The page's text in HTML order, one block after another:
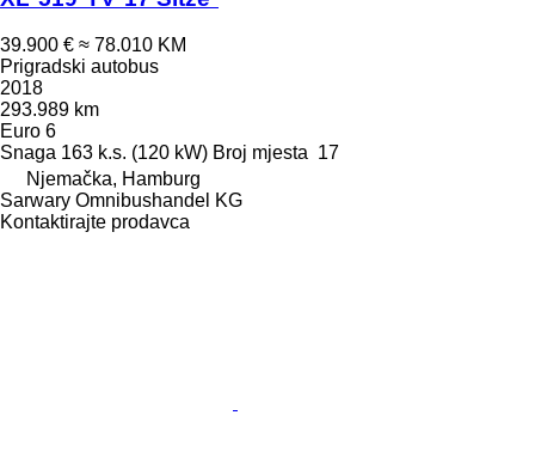
39.900 € ≈ 78.010 KM
Prigradski autobus
2018
293.989 km
Euro 6
Snaga 163 k.s. (120 kW) Broj mjesta 17
Njemačka, Hamburg
Sarwary Omnibushandel KG
Kontaktirajte prodavca